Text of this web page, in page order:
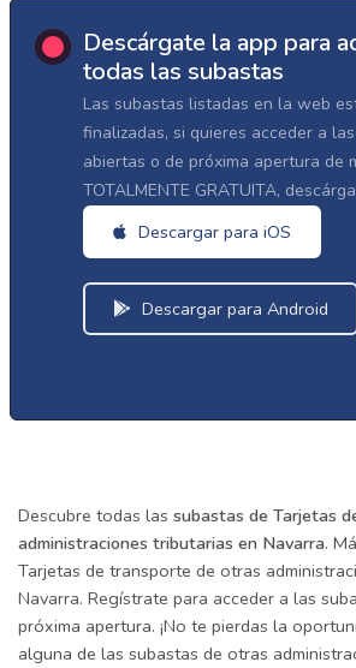
Descárgate la app para
todas las subastas
Las subastas listadas en la web
finalizadas, si quieres acceder a
abiertas o de próxima apertura de
TOTALMENTE GRATUITA,
Descargar para iOS
Descargar para Android
Descubre todas las subastas de Tarjetas
administraciones tributarias en Navarra.
Tarjetas de transporte de otras
Navarra. Regístrate para acceder a las
próxima apertura. ¡No te pierdas la
alguna de las subastas de otras